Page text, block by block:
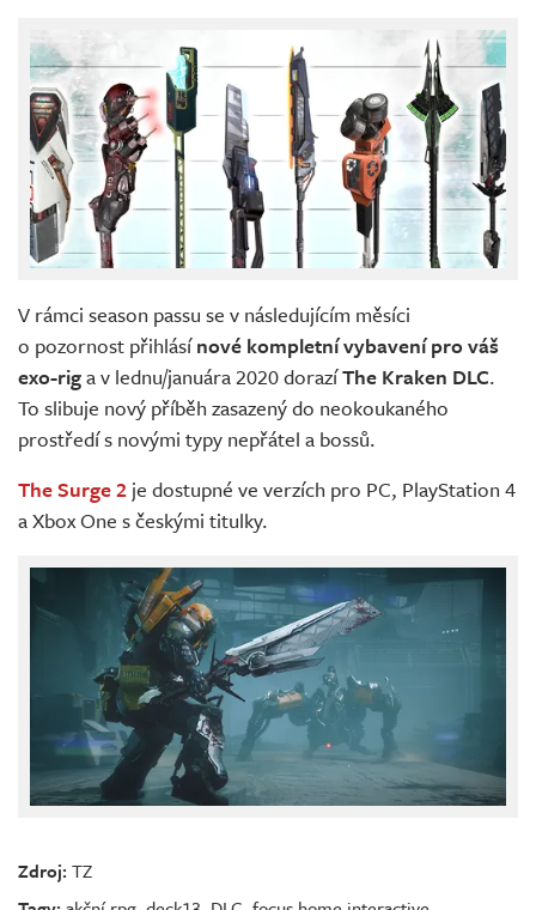
V rámci season passu se v následujícím měsíci
o pozornost přihlásínové kompletní vybavení pro váš
exo-riga v lednu/januára 2020 dorazíThe Kraken DLC.
To slibuje nový příběh zasazený do neokoukaného
prostředí s novými typy nepřátel a bossů.
The Surge 2 je dostupné ve verzích pro PC, PlayStation 4
a Xbox One s českými titulky.
Zdroj:TZ